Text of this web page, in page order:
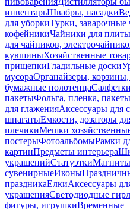
инвентарьШвабры, насадки
для уборкиТурки, заварочные
кофейникиЧайники для плиты
для чайников,
кувшиныХозяйственные
прищепкиГладильные доски
мусораОрганайзеры,
бумажные полотенца
пакетыФольга, пленка, пакеты
для глаженияАксессуары для
шпагатыЕмкости, дозаторы
плечикиМешки
постерыФотоальбомыРамки
картинПредметы интерьера
украшенийСтатуэткиМагниты
сувенирныеИконы
праздникаЕлкиАксессуары
украшенияСветодиодные
фигуры, игрушкиВременные